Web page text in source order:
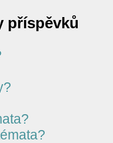
příspěvků